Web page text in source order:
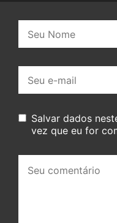
mail:
Salvar dados
vez que eu for
comentário: